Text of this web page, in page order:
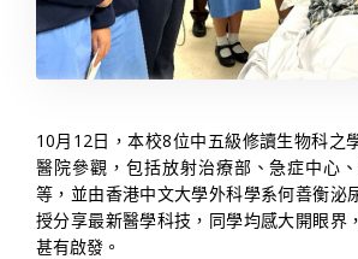
10月12日，本校8位中五級修讀生物科之
醫院參觀，包括放射治療部、急症中心
等，並由香港中文大學外科學系何善衡泌
授分享最新醫學科技，同學均感大開眼界
甚有啟發。